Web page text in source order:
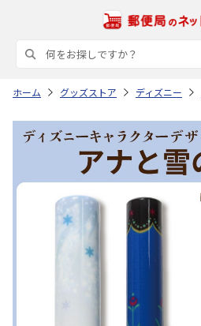
ホーム グッズストア ディズニー